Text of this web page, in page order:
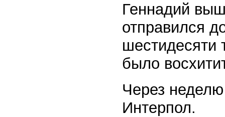
Геннадий
отправился
шестидесяти
было
Через
Интерпол.